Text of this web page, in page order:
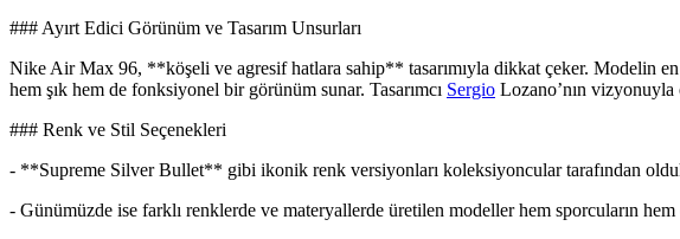
### Ayırt Edici Görünüm ve Tasarım Unsurları
Nike Air Max 96, **köşeli ve agresif hatlara sahip** tasarımıyla dikkat çeker. Modelin
hem şık hem de fonksiyonel bir görünüm sunar. Tasarımcı Sergio Lozano’nın
### Renk ve Stil Seçenekleri
- **Supreme Silver Bullet** gibi ikonik renk versiyonları koleksiyoncular tarafından
- Günümüzde ise farklı renklerde ve materyallerde üretilen modeller hem sporcuların hem